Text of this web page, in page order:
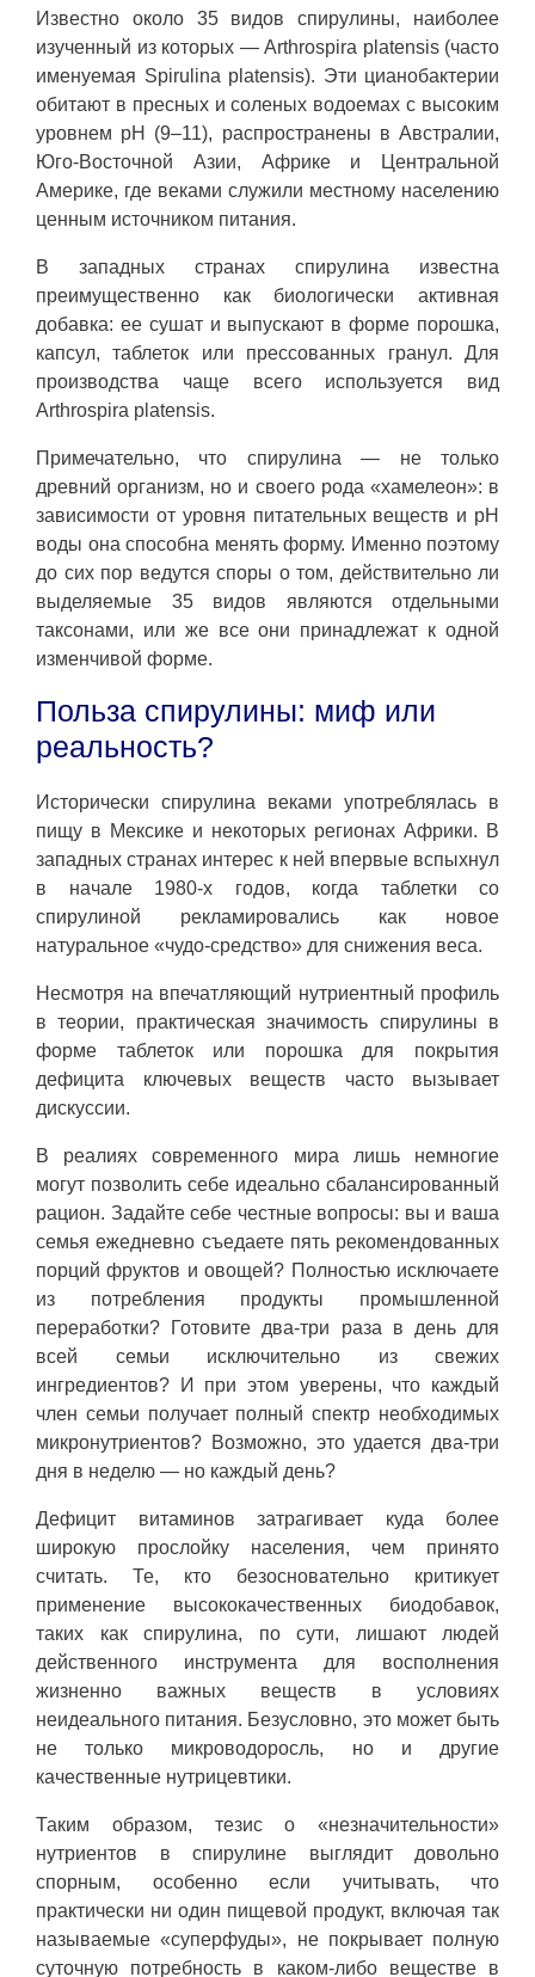
Известно около 35 видов спирулины, наиболее
изученный из которых — Arthrospira platensis (часто
именуемая Spirulina platensis). Эти цианобактерии
обитают в пресных и соленых водоемах с высоким
уровнем pH (9–11), распространены в Австралии,
Юго-Восточной Азии, Африке и Центральной
Америке, где веками служили местному населению
ценным источником питания.
В западных странах спирулина известна
преимущественно как биологически активная
добавка: ее сушат и выпускают в форме порошка,
капсул, таблеток или прессованных гранул. Для
производства чаще всего используется вид
Arthrospira platensis.
Примечательно, что спирулина — не только
древний организм, но и своего рода «хамелеон»: в
зависимости от уровня питательных веществ и pH
воды она способна менять форму. Именно поэтому
до сих пор ведутся споры о том, действительно ли
выделяемые 35 видов являются отдельными
таксонами, или же все они принадлежат к одной
изменчивой форме.
Польза спирулины: миф или
реальность?
Исторически спирулина веками употреблялась в
пищу в Мексике и некоторых регионах Африки. В
западных странах интерес к ней впервые вспыхнул
в начале 1980-х годов, когда таблетки со
спирулиной рекламировались как новое
натуральное «чудо-средство» для снижения веса.
Несмотря на впечатляющий нутриентный профиль
в теории, практическая значимость спирулины в
форме таблеток или порошка для покрытия
дефицита ключевых веществ часто вызывает
дискуссии.
В реалиях современного мира лишь немногие
могут позволить себе идеально сбалансированный
рацион. Задайте себе честные вопросы: вы и ваша
семья ежедневно съедаете пять рекомендованных
порций фруктов и овощей? Полностью исключаете
из потребления продукты промышленной
переработки? Готовите два-три раза в день для
всей семьи исключительно из свежих
ингредиентов? И при этом уверены, что каждый
член семьи получает полный спектр необходимых
микронутриентов? Возможно, это удается два-три
дня в неделю — но каждый день?
Дефицит витаминов затрагивает куда более
широкую прослойку населения, чем принято
считать. Те, кто безосновательно критикует
применение высококачественных биодобавок,
таких как спирулина, по сути, лишают людей
действенного инструмента для восполнения
жизненно важных веществ в условиях
неидеального питания. Безусловно, это может быть
не только микроводоросль, но и другие
качественные нутрицевтики.
Таким образом, тезис о «незначительности»
нутриентов в спирулине выглядит довольно
спорным, особенно если учитывать, что
практически ни один пищевой продукт, включая так
называемые «суперфуды», не покрывает полную
суточную потребность в каком-либо веществе в